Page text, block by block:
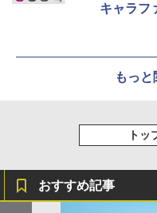
キャラフ
もっ
トッ
おすすめ記事